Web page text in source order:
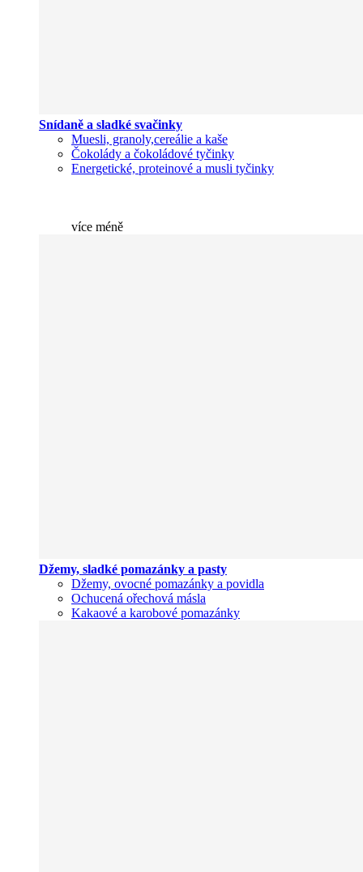
Snídaně a sladké svačinky
Muesli, granoly,cereálie a kaše
Čokolády a čokoládové tyčinky
Energetické, proteinové a musli tyčinky
více méně
Džemy, sladké pomazánky a pasty
Džemy, ovocné pomazánky a povidla
Ochucená ořechová másla
Kakaové a karobové pomazánky